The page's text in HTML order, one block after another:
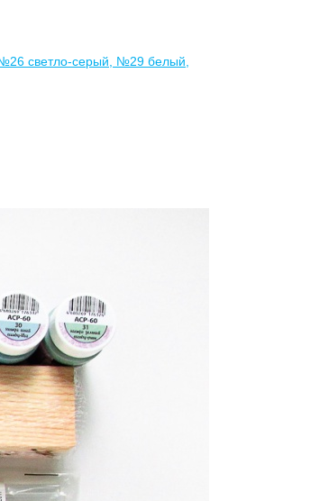
светло-серый, №29 белый,